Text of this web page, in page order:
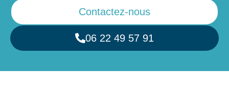
Contactez-nous
06 22 49 57 91